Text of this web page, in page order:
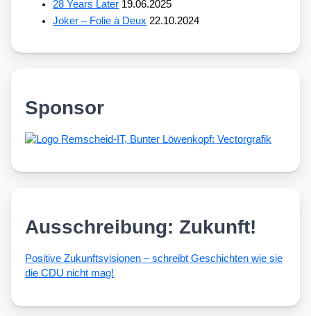
28 Years Later 19.06.2025
Joker – Folie à Deux 22.10.2024
Sponsor
Ausschreibung: Zukunft!
Posi­ti­ve Zukunfts­vi­sio­nen – schreibt Geschich­ten wie sie
die CDU nicht mag!